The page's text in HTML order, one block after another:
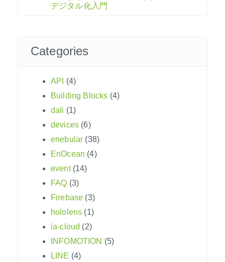
デジタル化入門
Categories
API
(4)
Building Blocks (4)
dali (1)
devices (6)
enebular (38)
EnOcean (4)
event(14)
FAQ (3)
Firebase (3)
hololens (1)
ia-cloud (2)
INFOMOTION (5)
LINE (4)